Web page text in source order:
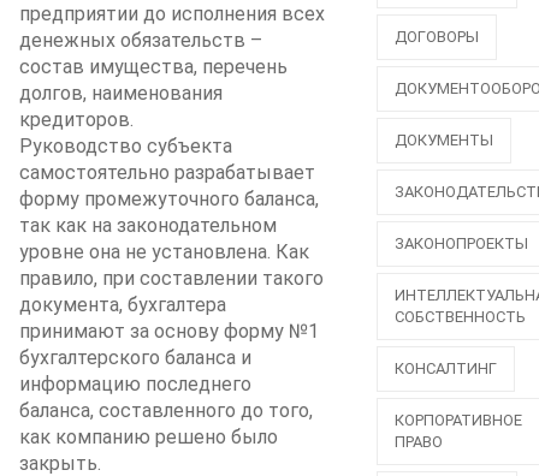
предприятии до исполнения всех
денежных обязательств –
состав имущества, перечень
долгов, наименования
кредиторов.
Руководство субъекта
самостоятельно разрабатывает
форму промежуточного баланса,
так как на законодательном
уровне она не установлена. Как
правило, при составлении такого
документа, бухгалтера
принимают за основу форму №1
бухгалтерского баланса и
информацию последнего
баланса, составленного до того,
как компанию решено было
закрыть.
ДОГОВОРЫ
ДОКУМЕНТЫ
ЗАКОНОПРОЕКТЫ
СОБСТВЕННОСТЬ
КОНСАЛТИНГ
КОРПОРАТИВНОЕ
ПРАВО